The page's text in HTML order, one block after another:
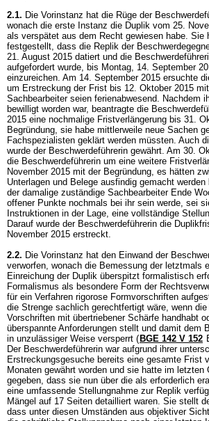
2.1. Die Vorinstanz hat die Rüge der
wonach die erste Instanz die Duplik vom 25.
als verspätet aus dem Recht gewiesen habe. Sie
festgestellt, dass die Replik der
21. August 2015 datiert und die
aufgefordert wurde, bis Montag, 14. September
einzureichen. Am 14. September 2015 ersuchte
um Erstreckung der Frist bis 12. Oktober 2015
Sachbearbeiter seien ferienabwesend. Nachdem
bewilligt worden war, beantragte die
2015 eine nochmalige Fristverlängerung bis 31.
Begründung, sie habe mittlerweile neue Sachen
Fachspezialisten geklärt werden müssten. Auch
wurde der Beschwerdeführerin gewährt. Am 30.
die Beschwerdeführerin um eine weitere
November 2015 mit der Begründung, es hätten
Unterlagen und Belege ausfindig gemacht
der damalige zuständige Sachbearbeiter Ende
offener Punkte nochmals bei ihr sein werde, sei
Instruktionen in der Lage, eine vollständige
Darauf wurde der Beschwerdeführerin die
November 2015 erstreckt.
2.2. Die Vorinstanz hat den Einwand der
verworfen, wonach die Bemessung der letztmals
Einreichung der Duplik überspitzt formalistisch
Formalismus als besondere Form der
für ein Verfahren rigorose Formvorschriften
die Strenge sachlich gerechtfertigt wäre, wenn
Vorschriften mit übertriebener Schärfe handhabt
überspannte Anforderungen stellt und damit dem
in unzulässiger Weise versperrt ( BGE 142 V 152
Der Beschwerdeführerin war aufgrund ihrer
Erstreckungsgesuche bereits eine gesamte Frist
Monaten gewährt worden und sie hatte im letzten
gegeben, dass sie nun über die als erforderlich
eine umfassende Stellungnahme zur Replik
Mängel auf 17 Seiten detailliert waren. Sie stellt
dass unter diesen Umständen aus objektiver